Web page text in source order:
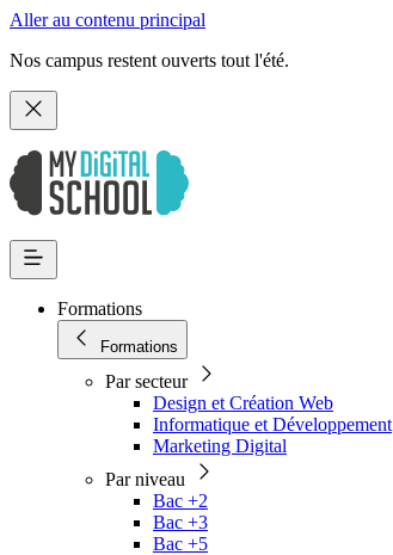
Aller au contenu principal
Nos campus restent ouverts tout l'été.
Formations
Formations
Par secteur
Design et Création Web
Informatique et Développement
Marketing Digital
Par niveau
Bac +2
Bac +3
Bac +5